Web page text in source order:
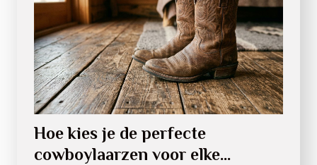
Hoe kies je de perfecte
cowboylaarzen voor elke